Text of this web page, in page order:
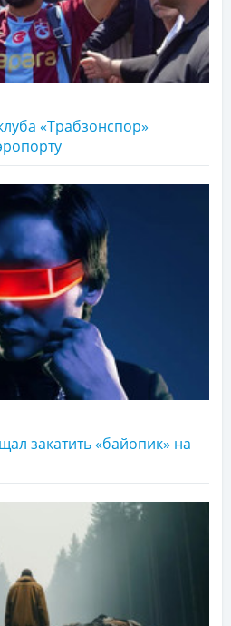
«Трабзонспор»
закатить «байопик» на